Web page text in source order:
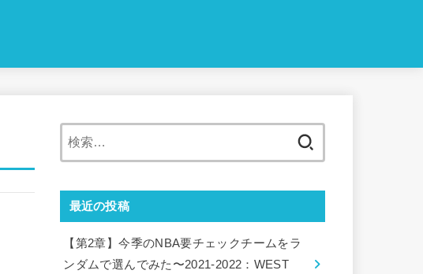
最近の投稿
【第2章】今季のNBA要チェックチームをラ
ンダムで選んでみた〜2021-2022：WEST